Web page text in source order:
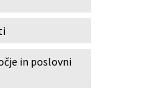
in poslovni